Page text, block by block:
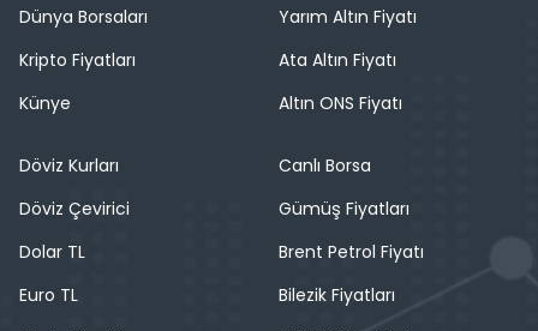
Dünya Borsaları
Kripto Fiyatları
Künye
Yarım Altın Fiyatı
Ata Altın Fiyatı
Altın ONS Fiyatı
Döviz Kurları
Döviz Çevirici
Dolar TL
Euro TL
Canlı Borsa
Gümüş Fiyatları
Brent Petrol Fiyatı
Bilezik Fiyatları